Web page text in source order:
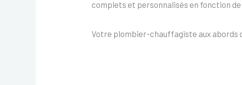
complets et personnalisés en fonction de
Votre plombier-chauffagiste aux abords